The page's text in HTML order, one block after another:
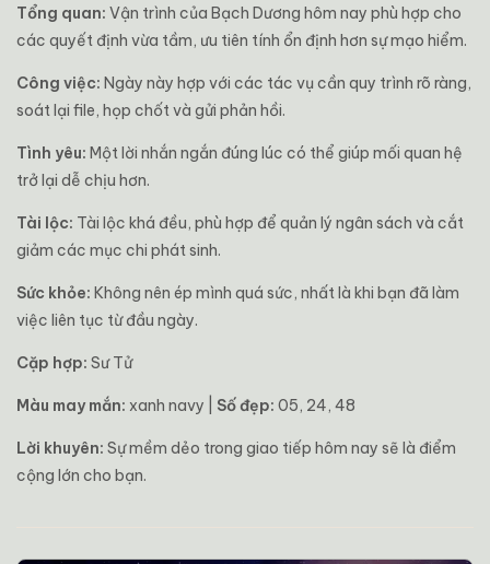
Tổng quan: Vận trình của Bạch Dương hôm nay phù hợp cho
các quyết định vừa tầm, ưu tiên tính ổn định hơn sự mạo hiểm.
Công việc: Ngày này hợp với các tác vụ cần quy trình rõ ràng,
soát lại file, họp chốt và gửi phản hồi.
Tình yêu: Một lời nhắn ngắn đúng lúc có thể giúp mối quan hệ
trở lại dễ chịu hơn.
Tài lộc: Tài lộc khá đều, phù hợp để quản lý ngân sách và cắt
giảm các mục chi phát sinh.
Sức khỏe: Không nên ép mình quá sức, nhất là khi bạn đã làm
việc liên tục từ đầu ngày.
Cặp hợp: Sư Tử
Màu may mắn: xanh navy | Số đẹp: 05, 24, 48
Lời khuyên: Sự mềm dẻo trong giao tiếp hôm nay sẽ là điểm
cộng lớn cho bạn.